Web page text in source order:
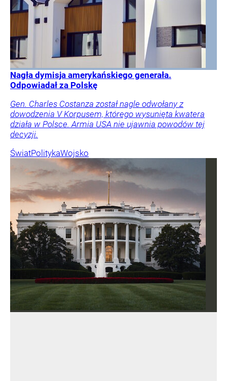
Nagła dymisja amerykańskiego generała.
Odpowiadał za Polskę
Gen. Charles Costanza został nagle odwołany z
dowodzenia V Korpusem, którego wysunięta kwatera
działa w Polsce. Armia USA nie ujawnia powodów tej
decyzji.
ŚwiatPolitykaWojsko